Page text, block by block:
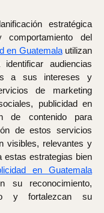
estratégica
del
en Guatemalautilizan
audiencias
a sus intereses y
de marketing
publicidad en
de contenido para
de estos servicios
visibles, relevantes y
estas estrategias bien
en Guatemala
su reconocimiento,
y fortalezcan su